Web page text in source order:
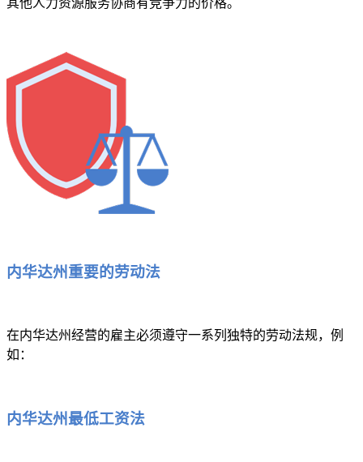
内华达州重要的劳动法
在内华达州经营的雇主必须遵守一系列独特的劳动法规，例
如：
内华达州最低工资法